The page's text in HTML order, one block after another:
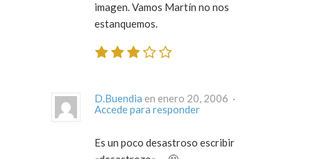
imagen. Vamos Martín no nos
estanquemos.
D.Buendia
en enero 20, 2006 ·
Accede para responder
Es un poco desastroso escribir